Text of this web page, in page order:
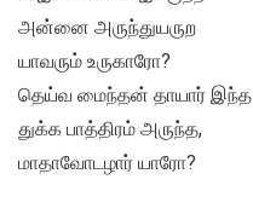
அன்னை அருந்துயருற
யாவரும் உருகாரோ?
தெய்வ மைந்தன் தாயார் இந்த
துக்க பாத்திரம் அருந்த,
மாதாவோடழார் யாரோ?